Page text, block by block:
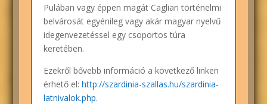
Pulában vagy éppen magát Cagliari történelmi
belvárosát egyénileg vagy akár magyar nyelvű
idegenvezetéssel egy csoportos túra
keretében.
Ezekről bővebb információ a következő linken
érhető el:http://szardinia-szallas.hu/szardinia-
latnivalok.php.